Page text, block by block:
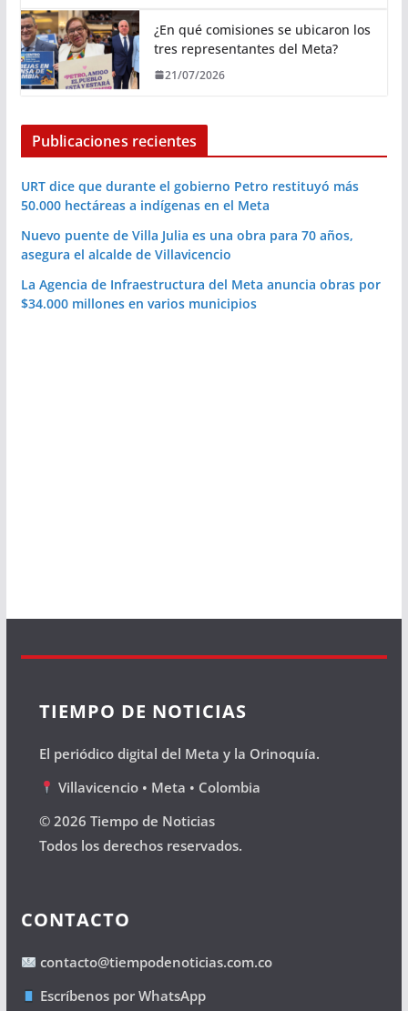
¿En qué comisiones se ubicaron los
tres representantes del Meta?
21/07/2026
Publicaciones recientes
URT dice que durante el gobierno Petro restituyó más
50.000 hectáreas a indígenas en el Meta
Nuevo puente de Villa Julia es una obra para 70 años,
asegura el alcalde de Villavicencio
La Agencia de Infraestructura del Meta anuncia obras por
$34.000 millones en varios municipios
TIEMPO DE NOTICIAS
El periódico digital del Meta y la Orinoquía.
Villavicencio • Meta • Colombia
© 2026 Tiempo de Noticias
Todos los derechos reservados.
CONTACTO
contacto@tiempodenoticias.com.co
Escríbenos por WhatsApp